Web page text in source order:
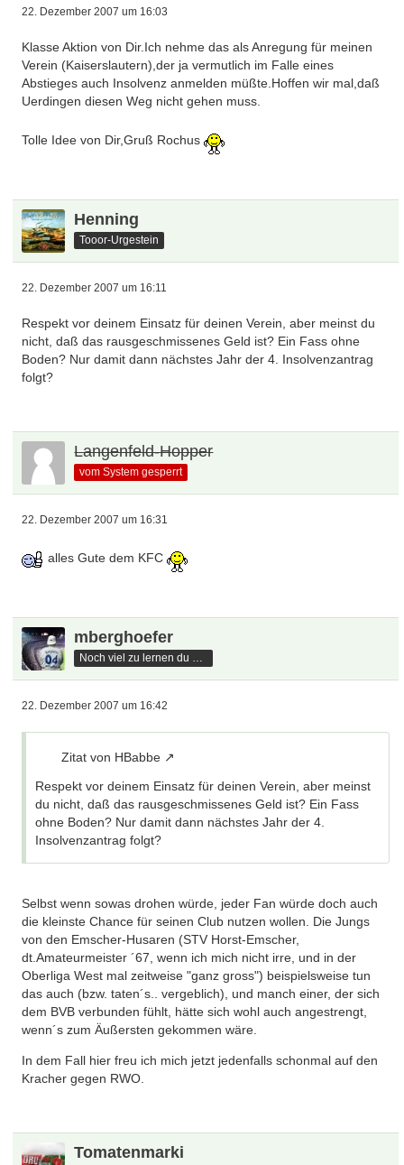
22. Dezember 2007 um 16:03
Klasse Aktion von Dir.Ich nehme das als Anregung für meinen
Verein (Kaiserslautern),der ja vermutlich im Falle eines
Abstieges auch Insolvenz anmelden müßte.Hoffen wir mal,daß
Uerdingen diesen Weg nicht gehen muss.
Tolle Idee von Dir,Gruß Rochus
Henning
Tooor-Urgestein
22. Dezember 2007 um 16:11
Respekt vor deinem Einsatz für deinen Verein, aber meinst du
nicht, daß das rausgeschmissenes Geld ist? Ein Fass ohne
Boden? Nur damit dann nächstes Jahr der 4. Insolvenzantrag
folgt?
Langenfeld-Hopper
vom System gesperrt
22. Dezember 2007 um 16:31
alles Gute dem KFC
mberghoefer
22. Dezember 2007 um 16:42
Zitat von HBabbe
Respekt vor deinem Einsatz für deinen Verein, aber meinst
du nicht, daß das rausgeschmissenes Geld ist? Ein Fass
ohne Boden? Nur damit dann nächstes Jahr der 4.
Insolvenzantrag folgt?
Selbst wenn sowas drohen würde, jeder Fan würde doch auch
die kleinste Chance für seinen Club nutzen wollen. Die Jungs
von den Emscher-Husaren (STV Horst-Emscher,
dt.Amateurmeister ´67, wenn ich mich nicht irre, und in der
Oberliga West mal zeitweise "ganz gross") beispielsweise tun
das auch (bzw. taten´s.. vergeblich), und manch einer, der sich
dem BVB verbunden fühlt, hätte sich wohl auch angestrengt,
wenn´s zum Äußersten gekommen wäre.
In dem Fall hier freu ich mich jetzt jedenfalls schonmal auf den
Kracher gegen RWO.
Tomatenmarki